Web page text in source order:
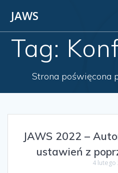
JAWS
Tag:
Strona poświęcona
JAWS 2022 –
ustawień z
4 lutego